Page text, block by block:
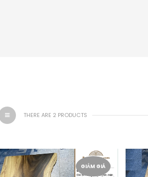
THERE ARE 2 PRODUCTS
GIẢM GIÁ